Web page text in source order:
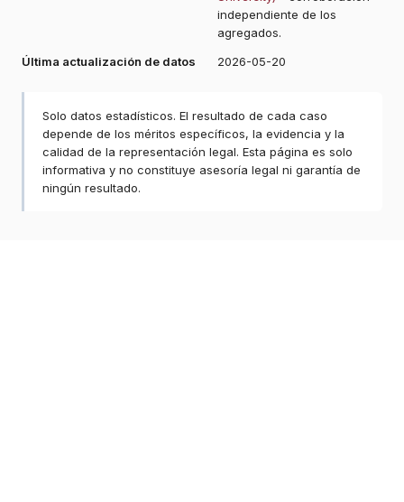
independiente de los
agregados.
Última actualización de datos
2026-05-20
Solo datos estadísticos. El resultado de cada caso
depende de los méritos específicos, la evidencia y la
calidad de la representación legal. Esta página es solo
informativa y no constituye asesoría legal ni garantía de
ningún resultado.